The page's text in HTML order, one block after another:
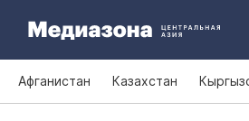
Афганистан Казахстан